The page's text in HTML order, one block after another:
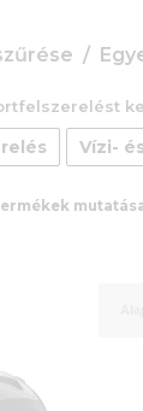
Vízi-